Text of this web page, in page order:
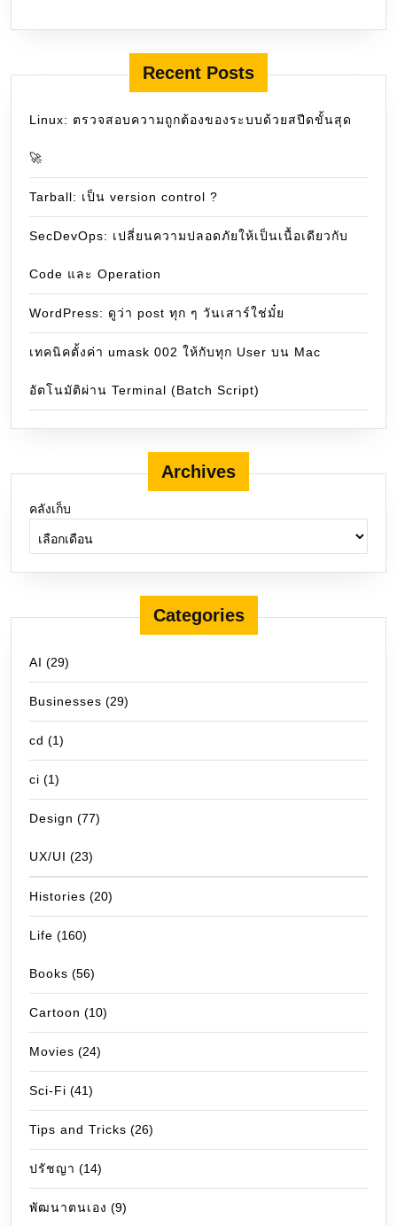
Recent Posts
Linux: ตรวจสอบความถูกต้องของระบบด้วยสปีดขั้นสุด
🚀
Tarball: เป็น version control ?
SecDevOps: เปลี่ยนความปลอดภัยให้เป็นเนื้อเดียวกับ
Code และ Operation
WordPress: ดูว่า post ทุก ๆ วันเสาร์ใช่มั๋ย
เทคนิคตั้งค่า umask 002 ให้กับทุก User บน Mac
อัตโนมัติผ่าน Terminal (Batch Script)
Archives
คลังเก็บ
Categories
AI (29)
Businesses (29)
cd (1)
ci (1)
Design (77)
UX/UI (23)
Histories (20)
Life (160)
Books (56)
Cartoon (10)
Movies (24)
Sci-Fi (41)
Tips and Tricks (26)
ปรัชญา (14)
พัฒนาตนเอง (9)